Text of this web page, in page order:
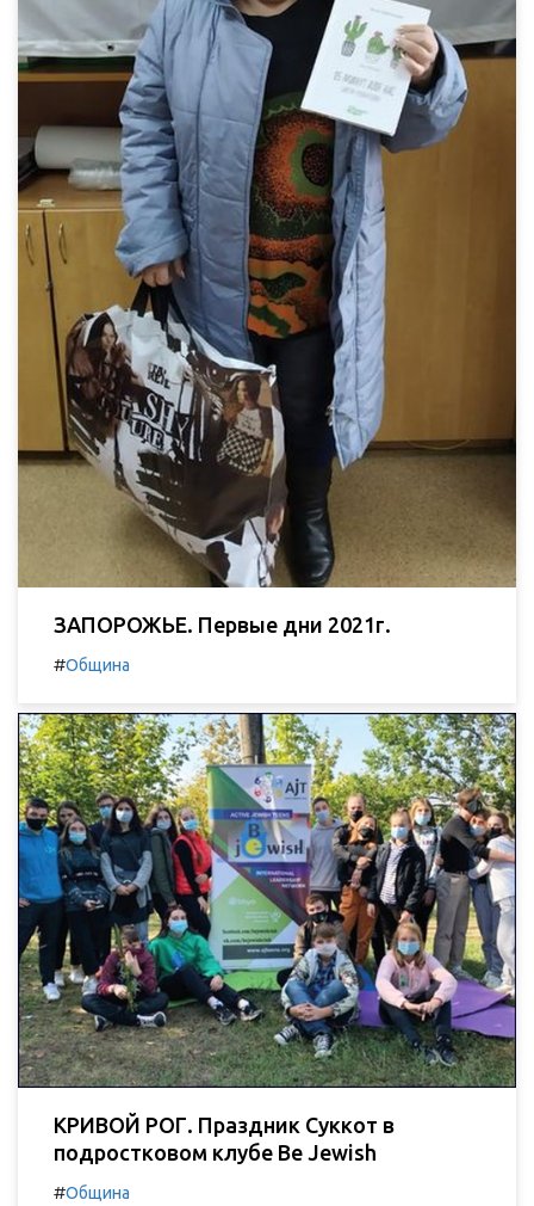
ЗАПОРОЖЬЕ. Первые дни 2021г.
#Община
КРИВОЙ РОГ. Праздник Суккот в
подростковом клубе Be Jewish
#Община